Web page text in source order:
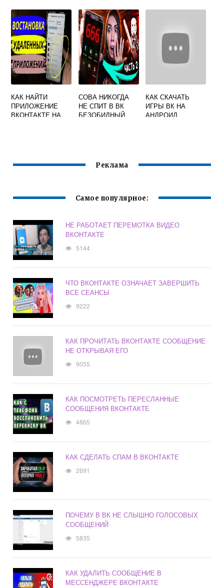
КАК НАЙТИ
ПРИЛОЖЕНИЕ
ВКОНТАКТЕ НА
СОВА НИКОГДА
НЕ СПИТ В ВК
БЕЗОБИДНЫЙ
КАК СКАЧАТЬ
ИГРЫ ВК НА
АНДРОИД
Реклама
Самое популярное:
НЕ РАБОТАЕТ ПЕРЕМОТКА ВИДЕО
ВКОНТАКТЕ
5144
ЧТО ВКОНТАКТЕ ОЗНАЧАЕТ ЗАВЕРШИТЬ
ВСЕ СЕАНСЫ
9222
КАК ПРОЧИТАТЬ ВКОНТАКТЕ СООБЩЕНИЕ
НЕ ОТКРЫВАЯ ЕГО
9055
КАК ПОСМОТРЕТЬ ПЕРЕСЛАННЫЕ
СООБЩЕНИЯ ВКОНТАКТЕ
4865
КАК СДЕЛАТЬ СПАМ В ВКОНТАКТЕ
2691
ПОЧЕМУ В ВК НЕ СЛЫШНО ГОЛОСОВЫХ
СООБЩЕНИЙ
5835
КАК УДАЛИТЬ СООБЩЕНИЕ В
МЕССЕНДЖЕРЕ ВКОНТАКТЕ